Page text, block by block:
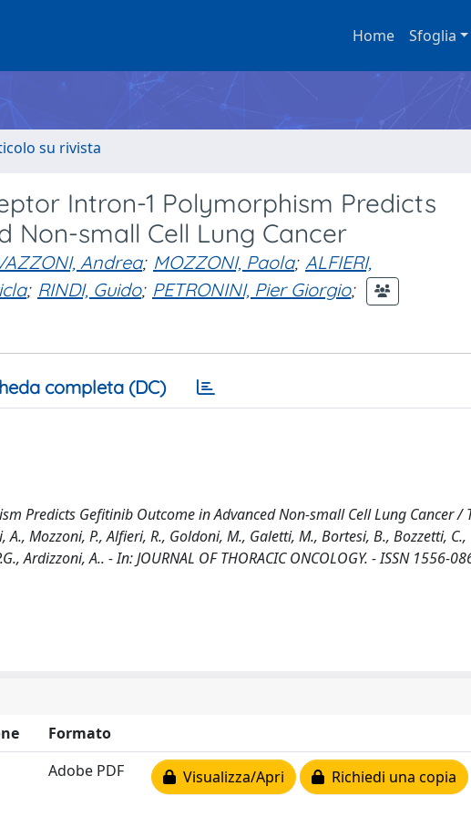
Home Sfoglia
su rivista
Intron-1 Polymorphism Predicts
Non-small Cell Lung Cancer
Andrea; MOZZONI, Paola; ALFIERI,
; RINDI, Guido; PETRONINI, Pier Giorgio;
completa (DC)
Predicts Gefitinib Outcome in Advanced Non-small Cell Lung Cancer /
A., Mozzoni, P., Alfieri, R., Goldoni, M., Galetti, M., Bortesi, B., Bozzetti, C.,
Ardizzoni, A.. - In: JOURNAL OF THORACIC ONCOLOGY. - ISSN 1556-
Formato
Adobe PDF Visualizza/Apri Richiedi una copia